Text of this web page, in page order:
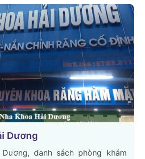
Dương
danh sách phòng khám